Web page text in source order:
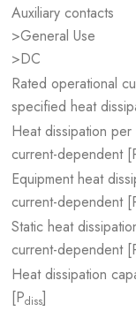
Auxiliary contacts
>General Use
>DC
Rated operational
specified heat
Heat dissipation
current-dependent
Equipment heat
current-dependent
Static heat
current-dependent
Heat dissipation
[Pdiss]